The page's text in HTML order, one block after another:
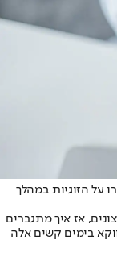
על הזוגיות במהלך
אז איך מתגברים
בימים קשים אלה